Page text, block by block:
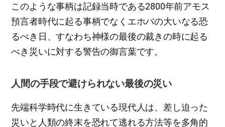
このような事柄は記録当時である2800年前アモス
預言者時代に起る事柄でなくエホバの大いなる恐
るべき日、すなわち神様の最後の裁きの時に起る
べき災いに対する警告の御言葉です。
人間の手段で避けられない最後の災い
先端科学時代に生きている現代人は、差し迫った
災いと人類の終末を恐れて逃れる方法等を多角的